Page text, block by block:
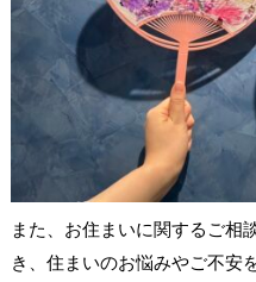
また、お住まいに関するご相
き、住まいのお悩みやご不安